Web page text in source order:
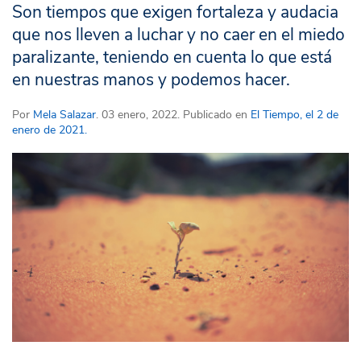
Son tiempos que exigen fortaleza y audacia
que nos lleven a luchar y no caer en el miedo
paralizante, teniendo en cuenta lo que está
en nuestras manos y podemos hacer.
Por Mela Salazar. 03 enero, 2022. Publicado en El Tiempo, el 2 de
enero de 2021.